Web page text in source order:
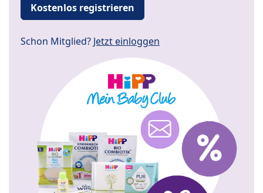
Kostenlos registrieren
Schon Mitglied? Jetzt einloggen